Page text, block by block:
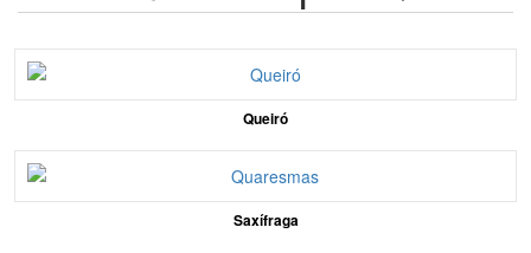
Queiró
Saxífraga